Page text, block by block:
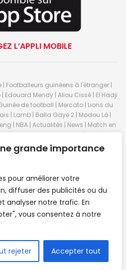
grande importance
pour améliorer votre
diffuser des publicités ou du
analyser notre trafic. En
vous consentez à notre
rejeter Accepter tout
L’APPLI MOBILE
Footballeurs guinéens à l'étranger |
Edouard Mendy | Aliou Cissé | El Hadji
de football | Mercato | Lions du
| Lamb | Balla Gaye 2 | Modou Lô |
| NBA | Actualités | News | Match en
| Premier League | Ligue 1 | Liga | Serie
Guineen | Basket Guineens | Foot
Guinee | Championnat Guinée |
d'Afrique des nations de football |
de Guinée | Senegal Equipe |
| Coupe de Guinée | Stade du 28
| Sport Senegal | Paris Foot |
Dakar | La Guinée | Live Sport | RTG |
| Foot direct | Eurosports | Football
| Clubs de football guinéens |
byConfordev.